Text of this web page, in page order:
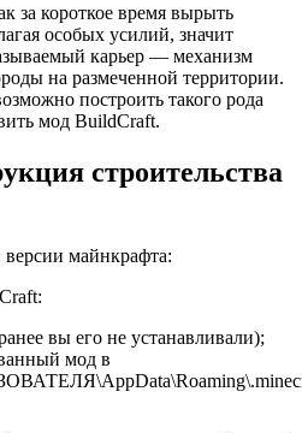
за короткое время вырыть
особых усилий, значит
карьер — механизм
на размеченной территории.
построить такого рода
мод BuildCraft.
строительства
майнкрафта:
вы его не устанавливали);
мод в